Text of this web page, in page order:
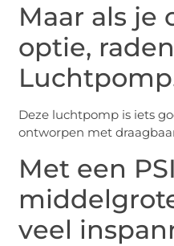
Maar als je
optie,
Deze luchtpomp is iets
ontworpen met
Met een
veel